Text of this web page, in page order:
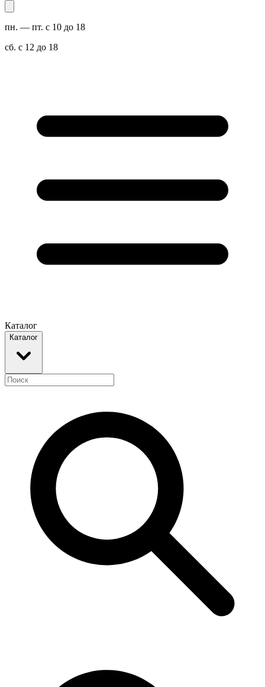
пн. — пт. с 10 до 18
сб. с 12 до 18
Каталог
Каталог